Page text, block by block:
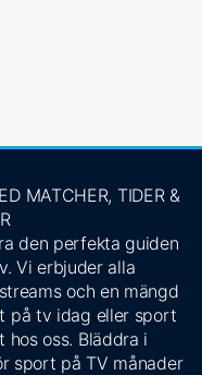
MATCHER, TIDER &
den perfekta guiden
Vi erbjuder alla
och en mängd
på tv idag eller sport
oss. Bläddra i
sport på TV månader